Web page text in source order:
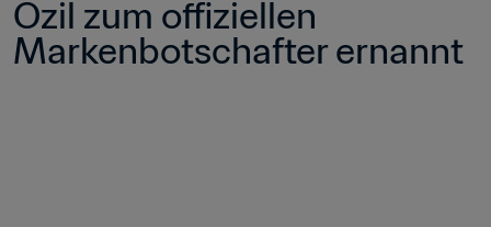
Özil zum offiziellen
Markenbotschafter ernannt